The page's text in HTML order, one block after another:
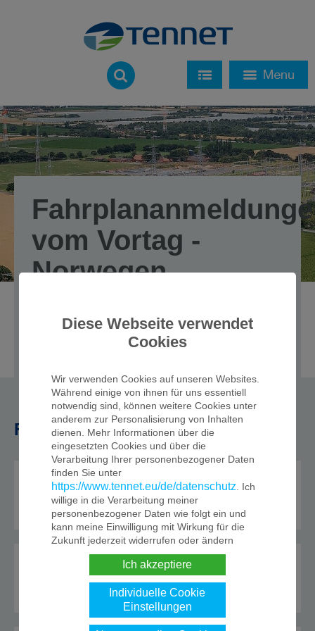
Diese Webseite verwendet
Cookies
Wir verwenden Cookies auf unseren Websites.
Während einige von ihnen für uns essentiell
notwendig sind, können weitere Cookies unter
anderem zur Personalisierung von Inhalten
dienen. Mehr Informationen über die
eingesetzten Cookies und über die
Verarbeitung Ihrer personenbezogener Daten
finden Sie unter
https://www.tennet.eu/de/datenschutz . Ich
willige in die Verarbeitung meiner
personenbezogener Daten wie folgt ein und
kann meine Einwilligung mit Wirkung für die
Zukunft jederzeit widerrufen oder ändern
Ich akzeptiere
Individuelle Cookie
Einstellungen
vom Vortag -
Norwegen
die Summe der Leistungen aller Kuppelstellen
zum jeweiligen Land, jeweils saldiert für beide
Fahrplananmeldungen vom Vortag
Zählwerte der Lastflüsse
Messwerte der Lastflüsse